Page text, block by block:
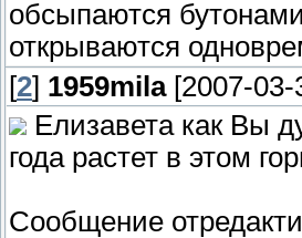
обсыпаются
открываются
[2] 1959mila[2007-03-
Елизавета как Вы
года растет в этом
Сообщение